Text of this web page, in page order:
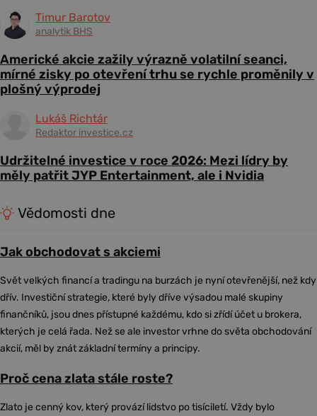
Timur Barotov
analytik BHS
Americké akcie zažily výrazně volatilní seanci,
mírné zisky po otevření trhu se rychle proměnily v
plošný výprodej
Lukáš Richtár
Redaktor investice.cz
Udržitelné investice v roce 2026: Mezi lídry by
měly patřit JYP Entertainment, ale i Nvidia
Vědomosti dne
Jak obchodovat s akciemi
Svět velkých financí a tradingu na burzách je nyní otevřenější, než kdy
dřív. Investiční strategie, které byly dříve výsadou malé skupiny
finančníků, jsou dnes přístupné každému, kdo si zřídí účet u brokera,
kterých je celá řada. Než se ale investor vrhne do světa obchodování
akcií, měl by znát základní termíny a principy.
Proč cena zlata stále roste?
Zlato je cenný kov, který provází lidstvo po tisíciletí. Vždy bylo